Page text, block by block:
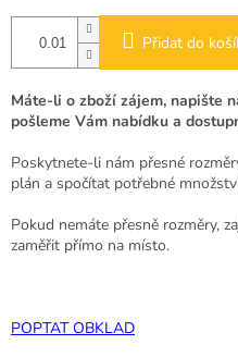
Přidat do
Máte-li o zboží zájem, napište
pošleme Vám nabídku a
Poskytnete-li nám přesné
plán a spočítat potřebné
Pokud nemáte přesně rozměry,
zaměřit přímo na místo.
POPTAT OBKLAD